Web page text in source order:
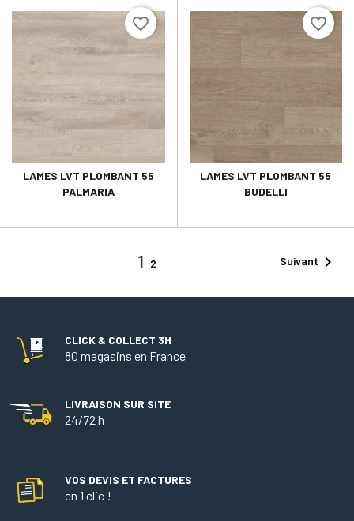
LAMES LVT PLOMBANT 55
PALMARIA
favorite_border
LAMES LVT PLOMBANT 55
BUDELLI
favorite_border
1 2 Suivant 
CLICK & COLLECT 3H
80 magasins en France
LIVRAISON SUR SITE
24/72 h
VOS DEVIS ET FACTURES
en 1 clic !